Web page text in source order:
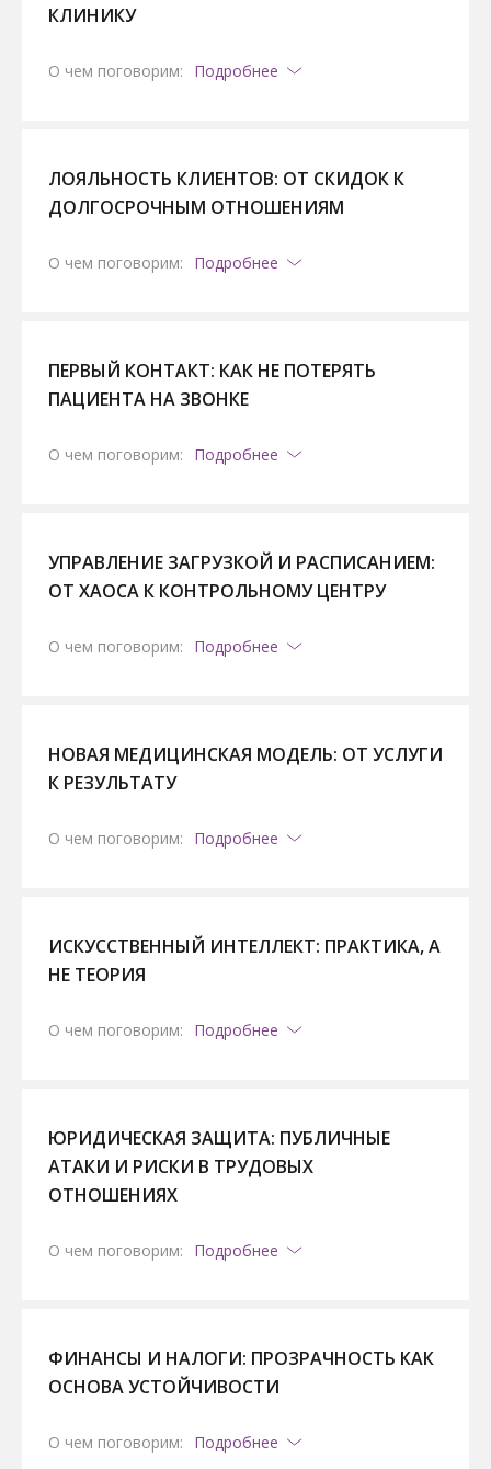
КЛИНИКУ
О чем поговорим: Подробнее
ЛОЯЛЬНОСТЬ КЛИЕНТОВ: ОТ СКИДОК К
ДОЛГОСРОЧНЫМ ОТНОШЕНИЯМ
О чем поговорим: Подробнее
ПЕРВЫЙ КОНТАКТ: КАК НЕ ПОТЕРЯТЬ
ПАЦИЕНТА НА ЗВОНКЕ
О чем поговорим: Подробнее
УПРАВЛЕНИЕ ЗАГРУЗКОЙ И РАСПИСАНИЕМ:
ОТ ХАОСА К КОНТРОЛЬНОМУ ЦЕНТРУ
О чем поговорим: Подробнее
НОВАЯ МЕДИЦИНСКАЯ МОДЕЛЬ: ОТ УСЛУГИ
К РЕЗУЛЬТАТУ
О чем поговорим: Подробнее
ИСКУССТВЕННЫЙ ИНТЕЛЛЕКТ: ПРАКТИКА, А
НЕ ТЕОРИЯ
О чем поговорим: Подробнее
ЮРИДИЧЕСКАЯ ЗАЩИТА: ПУБЛИЧНЫЕ
АТАКИ И РИСКИ В ТРУДОВЫХ
ОТНОШЕНИЯХ
О чем поговорим: Подробнее
ФИНАНСЫ И НАЛОГИ: ПРОЗРАЧНОСТЬ КАК
ОСНОВА УСТОЙЧИВОСТИ
О чем поговорим: Подробнее